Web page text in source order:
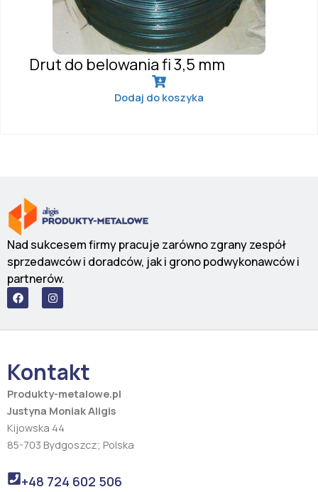
Drut do belowania fi 3,5 mm
Dodaj do koszyka
Nad sukcesem firmy pracuje zarówno zgrany zespół
sprzedawców i doradców, jak i grono podwykonawców i
partnerów.
F
a
c
b
k
I
n
s
a
a
m
Kontakt
Produkty-metalowe.pl
Justyna Moniak Aligis
Kijowska 44
85-703 Bydgoszcz; Polska
+48 724 602 506